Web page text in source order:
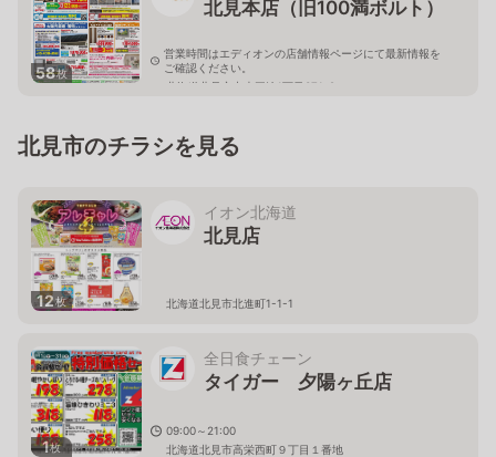
58枚
北見本店（旧100満ボルト）
営業時間はエディオンの店舗情報ページにて最新情報を
ご確認ください。
北海道北見市中央三輪1丁目371-9
北見市のチラシを見る
12枚
イオン北海道
北見店
北海道北見市北進町1-1-1
1枚
全日食チェーン
タイガー 夕陽ヶ丘店
09:00～21:00
北海道北見市高栄西町９丁目１番地